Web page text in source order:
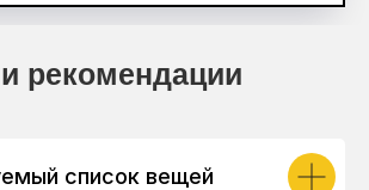
рекомендации
список вещей